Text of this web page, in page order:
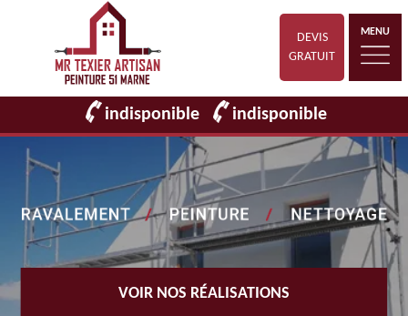
DEVIS
GRATUIT
MENU
indisponible indisponible
VOIR NOS RÉALISATIONS